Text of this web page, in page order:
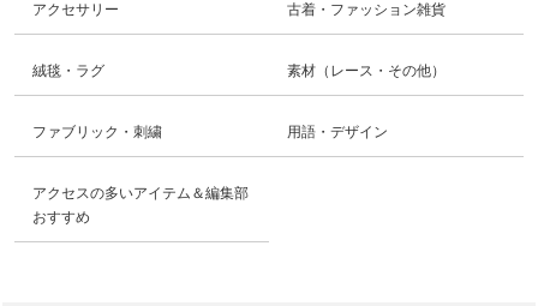
アクセサリー 古着・ファッション雑貨
絨毯・ラグ 素材（レース・その他）
ファブリック・刺繍 用語・デザイン
アクセスの多いアイテム＆編集部
おすすめ